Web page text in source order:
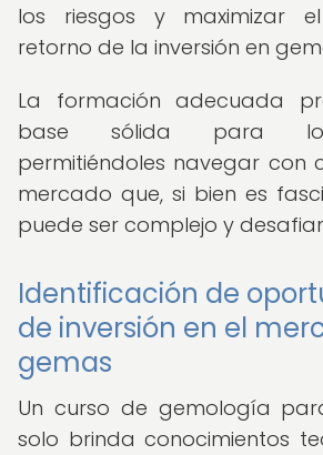
los riesgos y maximizar
retorno de la inversión en
La formación adecuada
base sólida para los
permitiéndoles navegar con
mercado que, si bien es
puede ser complejo y
Identificación de
de inversión en el
gemas
Un curso de gemología
solo brinda conocimientos